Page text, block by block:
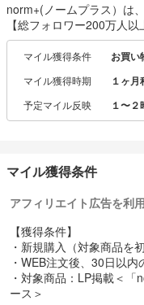
norm+(ノームプラス）は、
【総フォロワー200万人
ャバ嬢社長、
愛沢えみりが美容クリニ
広告を使用せずに発売か
のみで7万個以上を半谷し
約3年の月日をかけて開発
るスキンケアnorm+は、
愛沢はもちろん、数多く
変ご好評いただいておりま
マイル獲得条件 お買い
マイル獲得時期 １ヶ月
予定マイル反映 １〜
マイル獲得条件
アフィリエイト広告を利
【獲得条件】
・新規購入（対象商品を
・WEB注文後、30日以内
・対象商品：LP掲載＜
ース＞